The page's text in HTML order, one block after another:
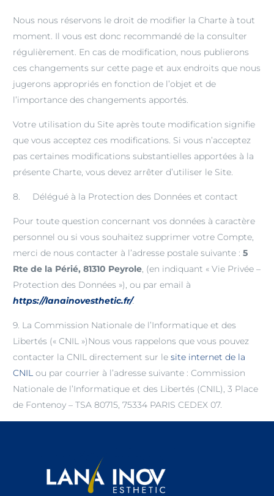
Nous nous réservons le droit de modifier la Charte à tout
moment. Il vous est donc recommandé de la consulter
régulièrement. En cas de modification, nous publierons
ces changements sur cette page et aux endroits que nous
jugerons appropriés en fonction de l’objet et de
l’importance des changements apportés.
Votre utilisation du Site après toute modification signifie
que vous acceptez ces modifications. Si vous n’acceptez
pas certaines modifications substantielles apportées à la
présente Charte, vous devez arrêter d’utiliser le Site.
8. Délégué à la Protection des Données et contact
Pour toute question concernant vos données à caractère
personnel ou si vous souhaitez supprimer votre Compte,
merci de nous contacter à l’adresse postale suivante : 5
Rte de la Périé, 81310 Peyrole, (en indiquant « Vie Privée –
Protection des Données »), ou par email à
https://lanainovesthetic.fr/.
9. La Commission Nationale de l’Informatique et des
Libertés (« CNIL »)Nous vous rappelons que vous pouvez
contacter la CNIL directement sur lesite internet de la
CNIL ou par courrier à l’adresse suivante : Commission
Nationale de l’Informatique et des Libertés (CNIL), 3 Place
de Fontenoy – TSA 80715, 75334 PARIS CEDEX 07.